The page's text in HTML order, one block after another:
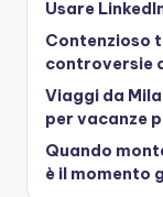
Usare
Contenzioso
controversie
Viaggi da
per vacanze
Quando
è il momento